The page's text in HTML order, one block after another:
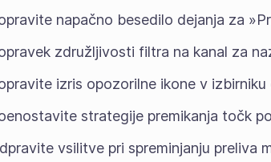
napačno besedilo dejanja za
združljivosti filtra na kanal za
izris opozorilne ikone v
strategije premikanja točk
vsilitve pri spreminjanju preliva